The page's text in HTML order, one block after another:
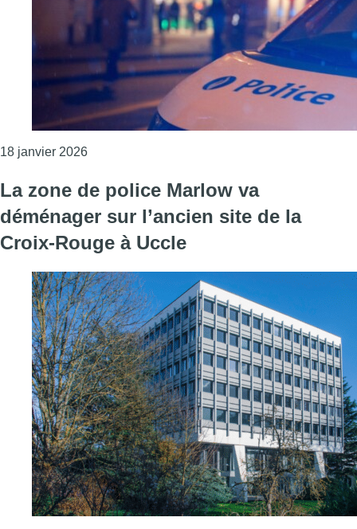
18 janvier 2026Consulter l'article "Un blessé grave lors d’une
La zone de police Marlow va
déménager sur l’ancien site de la
Croix-Rouge à Uccle